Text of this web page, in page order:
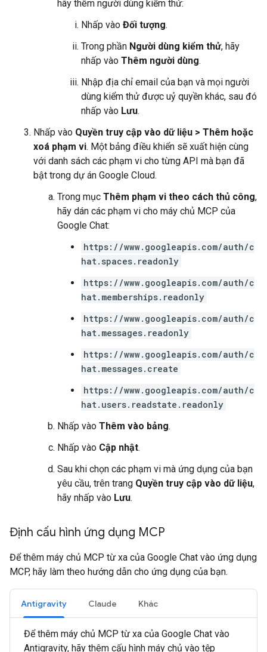
hãy thêm người dùng kiểm thử:
Nhấp vào Đối tượng.
Trong phần Người dùng kiểm thử, hãy
nhấp vào Thêm người dùng.
Nhập địa chỉ email của bạn và mọi người
dùng kiểm thử được uỷ quyền khác, sau đó
nhấp vào Lưu.
Nhấp vào Quyền truy cập vào dữ liệu > Thêm hoặc
xoá phạm vi. Một bảng điều khiển sẽ xuất hiện cùng
với danh sách các phạm vi cho từng API mà bạn đã
bật trong dự án Google Cloud.
Trong mục Thêm phạm vi theo cách thủ công,
hãy dán các phạm vi cho máy chủ MCP của
Google Chat:
https://www.googleapis.com/auth/c
hat.spaces.readonly
https://www.googleapis.com/auth/c
hat.memberships.readonly
https://www.googleapis.com/auth/c
hat.messages.readonly
https://www.googleapis.com/auth/c
hat.messages.create
https://www.googleapis.com/auth/c
hat.users.readstate.readonly
Nhấp vào Thêm vào bảng.
Nhấp vào Cập nhật.
Sau khi chọn các phạm vi mà ứng dụng của bạn
yêu cầu, trên trang Quyền truy cập vào dữ liệu,
hãy nhấp vào Lưu.
Định cấu hình ứng dụng MCP
Để thêm máy chủ MCP từ xa của Google Chat vào ứng dụng
MCP, hãy làm theo hướng dẫn cho ứng dụng của bạn.
Antigravity Claude Khác
Để thêm máy chủ MCP từ xa của Google Chat vào
Antigravity, hãy thêm cấu hình máy chủ vào tệp